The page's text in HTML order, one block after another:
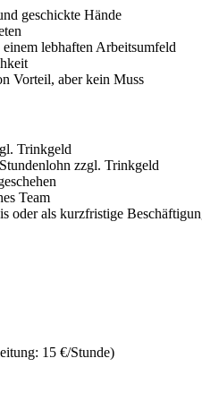
geschickte Hände
einem lebhaften Arbeitsumfeld
Vorteil, aber kein Muss
Trinkgeld
zzgl. Trinkgeld
Team
oder als kurzfristige
15 €/Stunde)